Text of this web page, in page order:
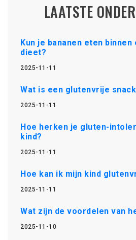
LAATSTE
Kun je bananen eten
dieet?
2025-11-11
Wat is een glutenvrije
2025-11-11
Hoe herken je gluten-
kind?
2025-11-11
Hoe kan ik mijn kind
2025-11-11
Wat zijn de voordelen van
2025-11-10